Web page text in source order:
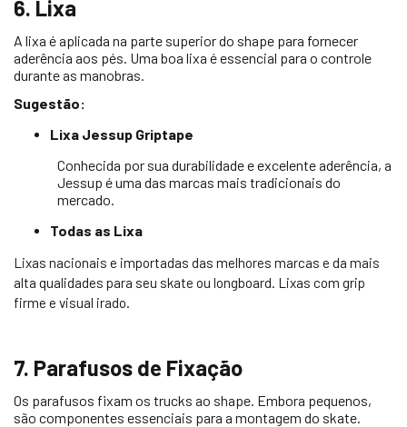
6. Lixa
A lixa é aplicada na parte superior do shape para fornecer
aderência aos pés. Uma boa lixa é essencial para o controle
durante as manobras.
Sugestão:
Lixa Jessup Griptape
Conhecida por sua durabilidade e excelente aderência, a
Jessup é uma das marcas mais tradicionais do
mercado.
Todas as Lixa
Lixas nacionais e importadas das melhores marcas e da mais
alta qualidades para seu skate ou longboard. Lixas com grip
firme e visual irado.
7. Parafusos de Fixação
Os parafusos fixam os trucks ao shape. Embora pequenos,
são componentes essenciais para a montagem do skate.